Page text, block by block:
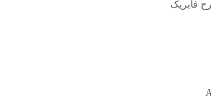
فابریک